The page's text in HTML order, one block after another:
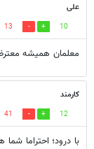
علی
10
13
معلمان همیشه
کارمند
12
41
با درود؛ احتراما